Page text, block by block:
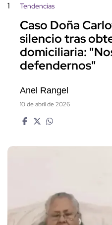
1 Tendencias
Caso Doña
silencio tras
domiciliaria:
defendernos"
Anel Rangel
10 de abril de 2026